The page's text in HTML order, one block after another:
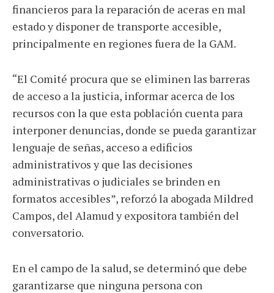
financieros para la reparación de aceras en mal
estado y disponer de transporte accesible,
principalmente en regiones fuera de la GAM.
“El Comité procura que se eliminen las barreras
de acceso a la justicia, informar acerca de los
recursos con la que esta población cuenta para
interponer denuncias, donde se pueda garantizar
lenguaje de señas, acceso a edificios
administrativos y que las decisiones
administrativas o judiciales se brinden en
formatos accesibles”, reforzó la abogada Mildred
Campos, del Alamud y expositora también del
conversatorio.
En el campo de la salud, se determinó que debe
garantizarse que ninguna persona con